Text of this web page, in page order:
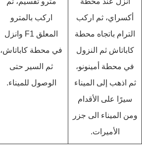
أكسراي، ثم اركب
الترام باتجاه محطة
كاباتاش ثم النزول
في محطة أمينونو،
ثم اذهب إلى الميناء
سيرًا على الأقدام
ومن الميناء الى جزر
الأميرات.
اركب بالمترو
المعلق F1 وانزل
في محطة كاباتاش،
ثم السير حتى
الوصول للميناء.